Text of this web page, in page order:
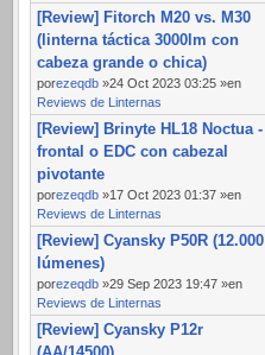
[Review] Fitorch M20 vs. M30
(linterna táctica 3000lm con
cabeza grande o chica)
porezeqdb »24 Oct 2023 03:25 »en
Reviews de Linternas
[Review] Brinyte HL18 Noctua -
frontal o EDC con cabezal
pivotante
porezeqdb »17 Oct 2023 01:37 »en
Reviews de Linternas
[Review] Cyansky P50R (12.000
lúmenes)
porezeqdb »29 Sep 2023 19:47 »en
Reviews de Linternas
[Review] Cyansky P12r
(AA/14500)